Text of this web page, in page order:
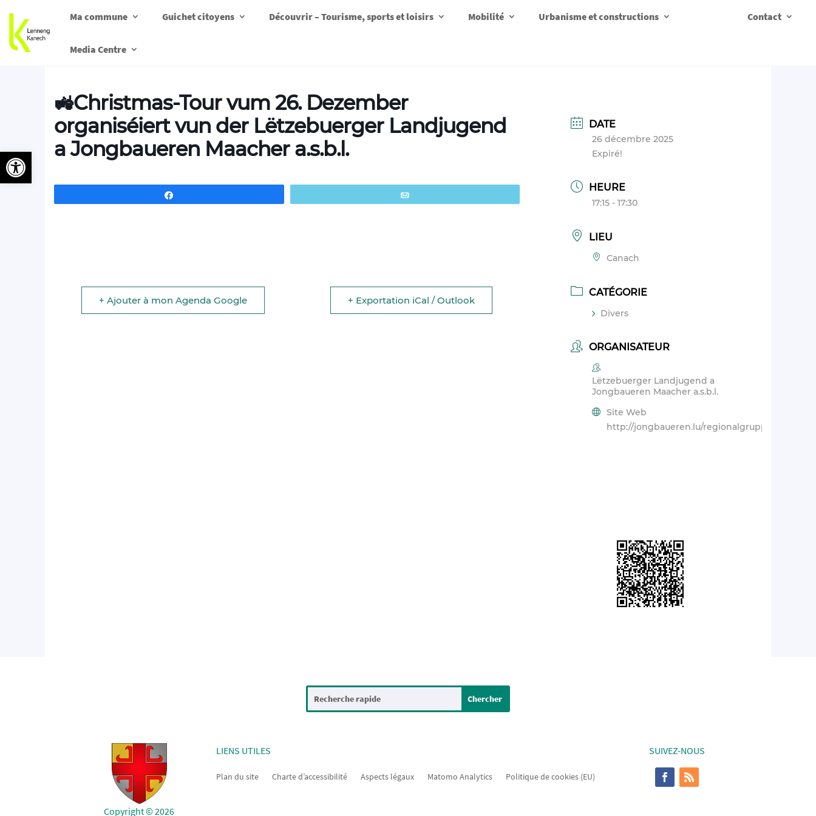
Ma commune Guichet citoyens Découvrir – Tourisme, sports et loisirs Mobilité Urbanisme et constructions Contact
Media Centre
🚜Christmas-Tour vum 26. Dezember
organiséiert vun der Lëtzebuerger Landjugend
a Jongbaueren Maacher a.s.b.l.
+ Ajouter à mon Agenda Google + Exportation iCal / Outlook
DATE
26 décembre 2025
Expiré!
HEURE
17:15 - 17:30
LIEU
Canach
CATÉGORIE
Divers
ORGANISATEUR
Lëtzebuerger Landjugend a
Jongbaueren Maacher a.s.b.l.
Site Web
http://jongbaueren.lu/regionalgruppen/
Copyright © 2026
LIENS UTILES
Plan du site Charte d’accessibilité Aspects légaux Matomo Analytics Politique de cookies (EU)
SUIVEZ-NOUS
Ouvrir la barre d’outils